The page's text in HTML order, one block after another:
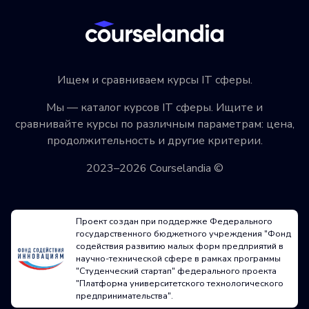
Прохождение курсов по веб-дизайну — это отличная
возможность для тех, кто хочет освоить профессию
цене, а также возможность получить поддержку
и обратную связь от экспертов в данной области.
Ищем и сравниваем курсы IT сферы.
Мы — каталог курсов IT сферы. Ищите и
сравнивайте курсы по различным параметрам: цена,
продолжительность и другие критерии.
2023–2026 Courselandia ©
Проект создан при поддержке Федерального
государственного бюджетного учреждения "Фонд
содействия развитию малых форм предприятий в
научно-технической сфере в рамках программы
"Студенческий стартап" федерального проекта
"Платформа университетского технологического
предпринимательства".